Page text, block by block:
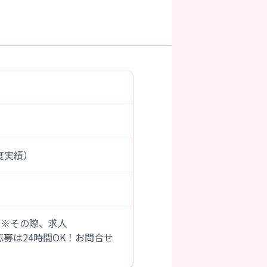
績）
その際、求人
は24時間OK！お問合せ